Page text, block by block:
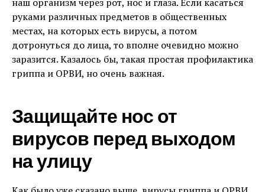
руками различных предметов в общественных
местах, на которых есть вирусы, а потом
дотронуться до лица, то вполне очевидно можно
заразится. Казалось бы, такая простая профилактика
гриппа и ОРВИ, но очень важная.
Защищайте нос от
вирусов перед выходом
на улицу